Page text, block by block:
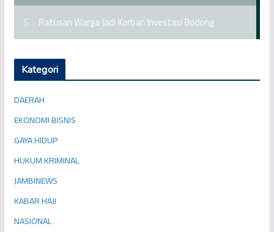
Kategori
DAERAH
EKONOMI BISNIS
GAYA HIDUP
HUKUM KRIMINAL
JAMBINEWS
KABAR HAJI
NASIONAL